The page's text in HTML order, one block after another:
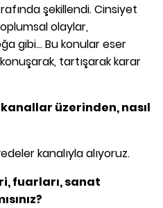
şekillendi. Cinsiyet
olaylar,
gibi... Bu konular eser
tartışarak karar
üzerinden, nasıl
kanalıyla alıyoruz.
fuarları, sanat